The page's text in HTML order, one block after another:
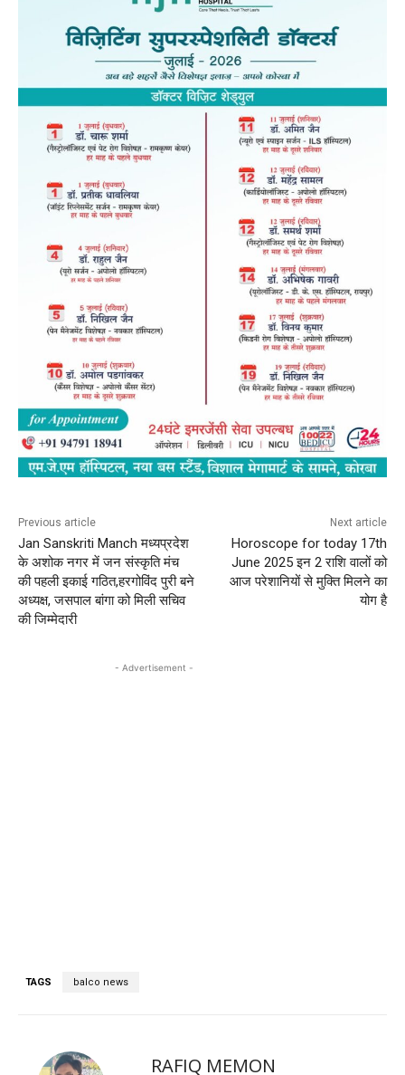
Previous article
Jan Sanskriti Manch मध्यप्रदेश
के अशोक नगर में जन संस्कृति मंच
की पहली इकाई गठित,हरगोविंद पुरी बने
अध्यक्ष, जसपाल बांगा को मिली सचिव
की जिम्मेदारी
Next article
Horoscope for today 17th
June 2025 इन 2 राशि वालों को
आज परेशानियों से मुक्ति मिलने का
योग है
- Advertisement -
TAGS balco news
RAFIQ MEMON